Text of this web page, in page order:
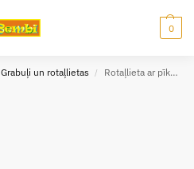
0
Grabuļi un rotaļlietas / Rotaļlieta ar pīkstuli lācis SUZIE BabyOno